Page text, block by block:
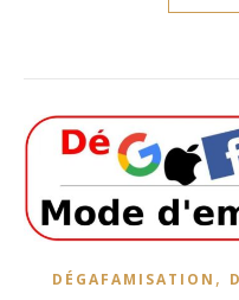
DÉGAFAMISATION ,